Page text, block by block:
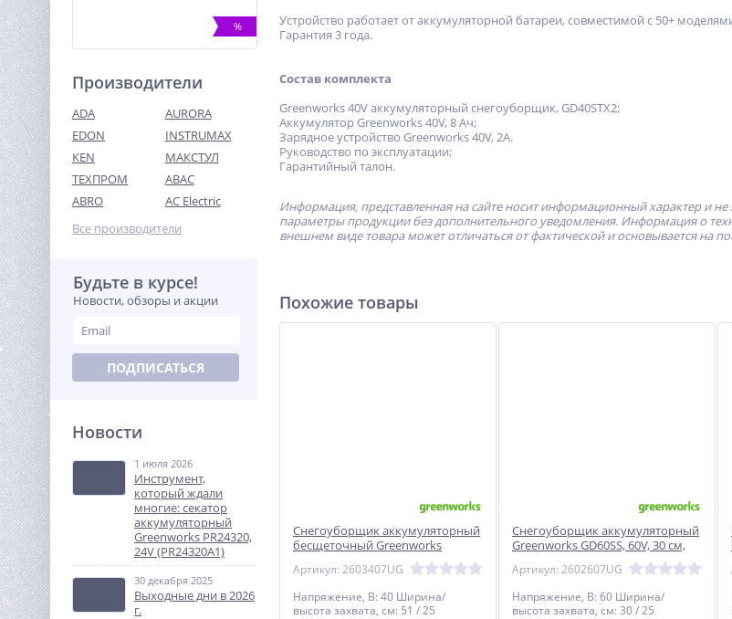
%
Затирочная машина TOR
S-80 (Honda)
95 839
Виброплита TOR T-100
61 224руб.
%
Производители
ADA
AURORA
EDON
INSTRUMAX
KEN
МАКСТУЛ
ТЕХПРОМ
ABAC
ABRO
AC Electric
Все производители
Будьте в курсе!
Новости, обзоры и акции
ПОДПИСАТЬСЯ
Новости
1 июля 2026
Инструмент,
который ждали
многие: секатор
аккумуляторный
Greenworks PR24320,
24V (PR24320A1)
30 декабря 2025
Выходные дни в 2026
г.
Устройство работает от аккумуляторной батареи, совместимой с 50+
Гарантия 3 года.
Состав комплекта
Greenworks 40V аккумуляторный снегоуборщик, GD40STX2;
Аккумулятор Greenworks 40V, 8 Ач;
Зарядное устройство Greenworks 40V, 2А.
Руководство по эксплуатации;
Гарантийный талон.
Информация, представленная на сайте носит информационный характер и не
параметры продукции без дополнительного уведомления. Информация о
внешнем виде товара может отличаться от фактической и основывается на
Похожие товары
Снегоуборщик аккумуляторный
бесщеточный Greenworks
GD40STX2, 40V, 51 см, с 1хАКБ 5
Ач и ЗУ
Артикул: 2603407UG
Напряжение, В: 40 Ширина/
высота захвата, см: 51 / 25
Снегоуборщик аккумуляторный
Greenworks GD60SS, 60V, 30 см,
бесщеточный, c 1хАКБ 5Ач и ЗУ
(2602607UG)
Артикул: 2602607UG
Напряжение, В: 60 Ширина/
высота захвата, см: 30 / 25